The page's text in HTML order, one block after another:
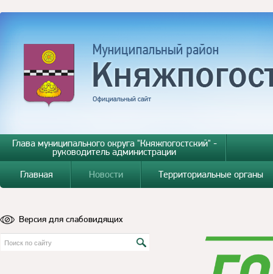
Глава муниципального округа "Княжпогостский" -
руководитель администрации
Главная
Новости Территориальные органы
Версия для слабовидящих